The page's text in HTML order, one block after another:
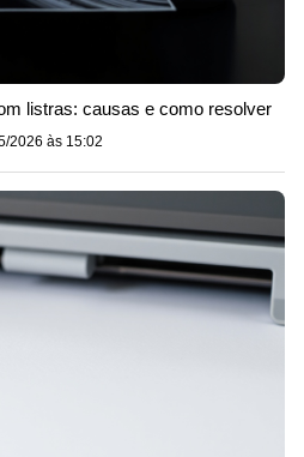
listras: causas e como resolver
2026 às 15:02